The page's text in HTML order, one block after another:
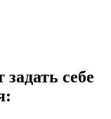
себе